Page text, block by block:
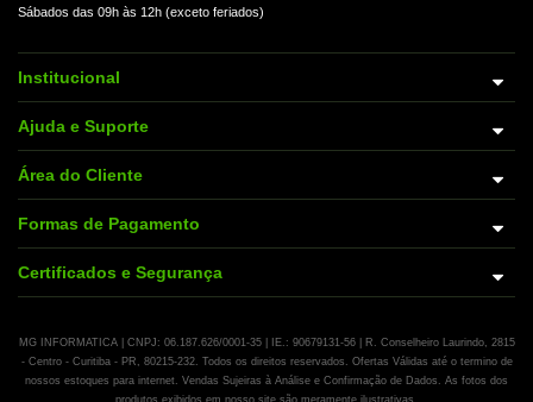
Sábados das 09h às 12h (exceto feriados)
Institucional
Ajuda e Suporte
Área do Cliente
Formas de Pagamento
Certificados e Segurança
MG INFORMATICA | CNPJ: 06.187.626/0001-35 | IE.: 90679131-56 | R. Conselheiro Laurindo, 2815
- Centro - Curitiba - PR, 80215-232. Todos os direitos reservados. Ofertas Válidas até o termino de
nossos estoques para internet. Vendas Sujeiras à Análise e Confirmação de Dados. As fotos dos
produtos exibidos em nosso site são meramente ilustrativas.